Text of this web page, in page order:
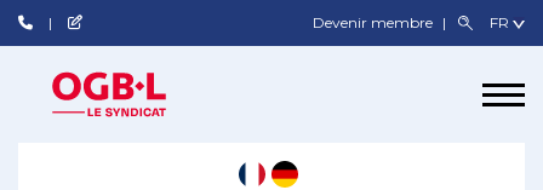
Devenir membre